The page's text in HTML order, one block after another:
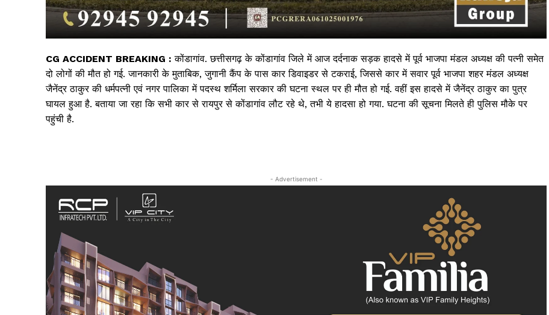
सिर्फ सच !!!
Khabarchalisa News
Trending Now
देश दुनिया
शहर एवं राज्य
क्राइम
CG ACCIDENT BREAKING : कोंडागांव. छत्तीसगढ़ के कोंडागांव जिले में आज दर्दनाक सड़क हादसे में पूर्व भाजपा मंडल अध्यक्ष की पत्नी समेत
दो लोगों की मौत हो गई. जानकारी के मुताबिक, जुगानी कैंप के पास कार डिवाइडर से टकराई, जिससे कार में सवार पूर्व भाजपा शहर मंडल अध्यक्ष
जैनेंद्र ठाकुर की धर्मपत्नी एवं नगर पालिका में पदस्थ शर्मिला सरकार की घटना स्थल पर ही मौत हो गई. वहीं इस हादसे में जैनेंद्र ठाकुर का पुत्र
घायल हुआ है. बताया जा रहा कि सभी कार से रायपुर से कोंडागांव लौट रहे थे, तभी ये हादसा हो गया. घटना की सूचना मिलते ही पुलिस मौके पर
पहुंची है.
- Advertisement -